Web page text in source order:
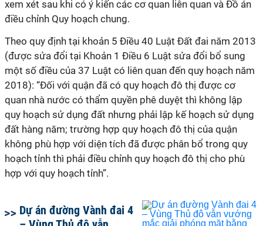
xem xét sau khi có ý kiến các cơ quan liên quan và Đồ án
điều chỉnh Quy hoạch chung.
Theo quy định tại khoản 5 Điều 40 Luật Đất đai năm 2013
(được sửa đổi tại Khoản 1 Điều 6 Luật sửa đổi bổ sung
một số điều của 37 Luật có liên quan đến quy hoạch năm
2018): “Đối với quận đã có quy hoạch đô thị được cơ
quan nhà nước có thẩm quyền phê duyệt thì không lập
quy hoạch sử dụng đất nhưng phải lập kế hoạch sử dụng
đất hàng năm; trường hợp quy hoạch đô thị của quận
không phù hợp với diện tích đã được phân bổ trong quy
hoạch tỉnh thì phải điều chỉnh quy hoạch đô thị cho phù
hợp với quy hoạch tỉnh”.
Dự án đường Vành đai 4